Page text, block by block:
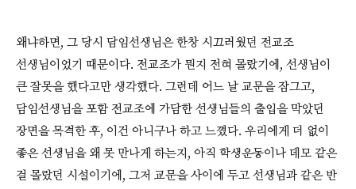
왜냐하면, 그 당시 담임선생님은 한창 시끄러웠던 전교조
선생님이었기 때문이다. 전교조가 뭔지 전혀 몰랐기에, 선생님이
큰 잘못을 했다고만 생각했다. 그런데 어느 날 교문을 잠그고,
담임선생님을 포함 전교조에 가담한 선생님들의 출입을 막았던
장면을 목격한 후, 이건 아니구나 하고 느꼈다. 우리에게 더 없이
좋은 선생님을 왜 못 만나게 하는지, 아직 학생운동이나 데모 같은
걸 몰랐던 시설이기에, 그저 교문을 사이에 두고 선생님과 같은 반